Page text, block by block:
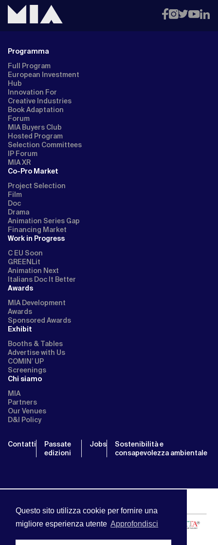
Questo sito utilizza cookie per fornire una
migliore esperienza utente Approfondisci
Programma
Full Program
European Investment
Hub
Innovation For
Creative Industries
Book Adaptation
Forum
MIA Buyers Club
Hosted Program
Selection Committees
IP Forum
MIA XR
Co-Pro Market
Project Selection
Film
Doc
Drama
Animation Series Gap
Financing Market
Work in Progress
C EU Soon
GREENLit
Animation Next
Italians Doc It Better
Awards
MIA Development
Awards
Sponsored Awards
Exhibit
Booths & Tables
Advertise with Us
COMIN’ UP
Screenings
Chi siamo
MIA
Partners
Our Venues
D&I Policy
Contatti
Passate
edizioni
Jobs
Sostenibilità e
consapevolezza ambientale